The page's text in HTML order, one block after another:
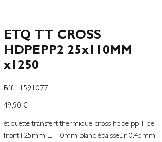
ETQ TT CROSS
HDPEPP2 25x110MM
x1250
Réf. :
SKU
1591077
1591077
Precio
49,90 €
étiquette transfert thermique cross hdpe pp 1 de
front l.25mm L.110mm blanc épaisseur 0.45mm